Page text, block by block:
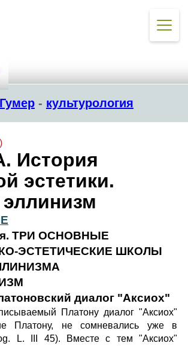
- культурология
История
эстетики.
ТРИ ОСНОВНЫЕ
ЭСТЕТИЧЕСКИЕ ШКОЛЫ
диалог "Аксиох"
Платону диалог "Аксиох"
Платону, не сомневались уже в
L. III 45). Вместе с тем "Аксиох"